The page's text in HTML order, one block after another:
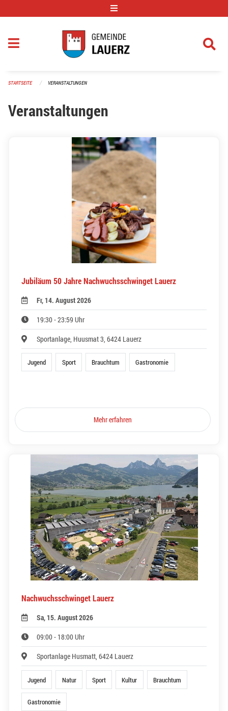
STARTSEITE VERANSTALTUNGEN
Veranstaltungen
Jubiläum 50 Jahre Nachwuchsschwinget Lauerz
Fr, 14. August 2026
19:30 - 23:59 Uhr
Sportanlage, Huusmat 3, 6424 Lauerz
Jugend Sport Brauchtum Gastronomie
Mehr erfahren
Nachwuchsschwinget Lauerz
Sa, 15. August 2026
09:00 - 18:00 Uhr
Sportanlage Husmatt, 6424 Lauerz
Jugend Natur Sport Kultur Brauchtum
Gastronomie